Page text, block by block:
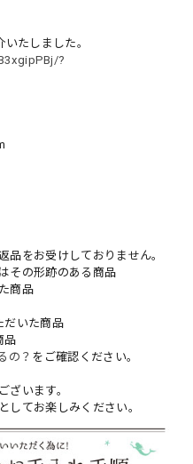
たしました。
?
品をお受けしておりません。
その形跡のある商品
商品
だいた商品
品
の？ をご確認ください。
ざいます。
してお楽しみください。